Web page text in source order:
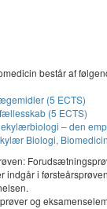
består af
(5 ECTS)
(5 ECTS)
– den
Biologi,
indgår i
og